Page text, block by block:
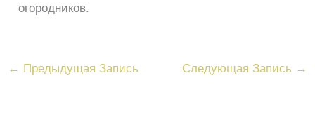
огородников.
← Предыдущая Запись Следующая Запись →